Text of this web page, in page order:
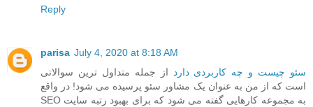
Reply
parisa July 4, 2020 at 8:18 AM
سئو چیست و چه کاربردی دارد
از جمله متداول ترین سوالاتی
است که از من به عنوان یک مشاور سئو پرسیده می شود! در واقع
SEO به مجموعه کارهایی گفته می شود که برای بهبود رتبه سایت